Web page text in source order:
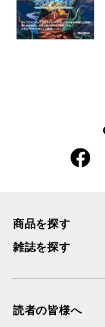
Faceboo
k
X
商品を探す
雑誌を探す
読者の皆様へ